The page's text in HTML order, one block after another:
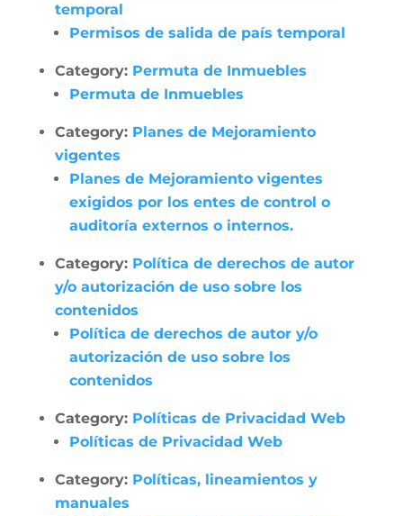
temporal
Permisos de salida de país temporal
Category: Permuta de Inmuebles
Permuta de Inmuebles
Category: Planes de Mejoramiento
vigentes
Planes de Mejoramiento vigentes
exigidos por los entes de control o
auditoría externos o internos.
Category: Política de derechos de autor
y/o autorización de uso sobre los
contenidos
Política de derechos de autor y/o
autorización de uso sobre los
contenidos
Category: Políticas de Privacidad Web
Políticas de Privacidad Web
Category: Políticas, lineamientos y
manuales